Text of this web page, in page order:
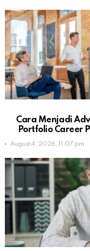
Cara Menjadi
Portfolio Career
August 4, 2026, 11:07 pm